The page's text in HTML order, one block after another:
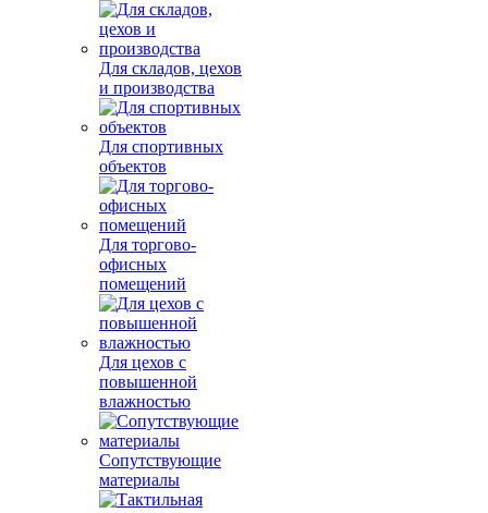
Для складов, цехов
и производства
Для спортивных
объектов
Для торгово-
офисных
помещений
Для цехов с
повышенной
влажностью
Сопутствующие
материалы